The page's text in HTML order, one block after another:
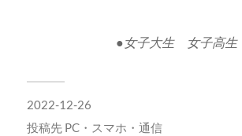
●女子大生 女子高生
2022-12-26
投稿先 PC・スマホ・通信